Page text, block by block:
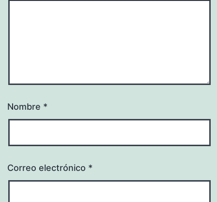
Nombre *
Correo electrónico *